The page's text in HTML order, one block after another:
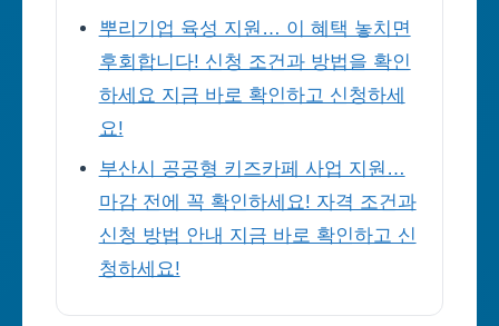
뿌리기업 육성 지원… 이 혜택 놓치면
후회합니다! 신청 조건과 방법을 확인
하세요 지금 바로 확인하고 신청하세
요!
부산시 공공형 키즈카페 사업 지원…
마감 전에 꼭 확인하세요! 자격 조건과
신청 방법 안내 지금 바로 확인하고 신
청하세요!